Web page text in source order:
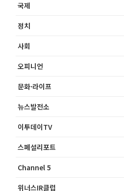
국제
정치
사회
오피니언
문화·라이프
뉴스발전소
이투데이TV
스페셜리포트
Channel 5
위너스IR클럽